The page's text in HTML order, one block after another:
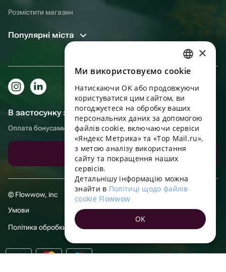
Розмістити магазин
Популярні міста
В застосунку зручніше!
Оплата бонусами, самовивіз, зручний чат підтримки
Завантажити додаток
© Flowwow, inc
Умови
Політика обробки даних
RUSSIAN
ENGLISH
UKRAINIAN
PORTUGUESE
SPANISH
HUNGARIAN
FRENCH
TURKISH
POLISH
×
Ми використовуємо cookie
Натискаючи OK або продовжуючи
користуватися цим сайтом, ви
погоджуєтеся на обробку ваших
персональних даних за допомогою
файлів cookie, включаючи сервіси
«Яндекс Метрика» та «Top Mail.ru»,
з метою аналізу використання
сайту та покращення наших
сервісів.
Детальнішу інформацію можна
знайти в Політиці щодо файлів
cookie Flowwow
OK